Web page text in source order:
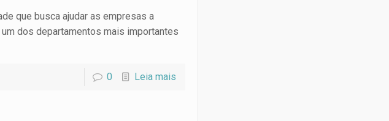
que busca ajudar as empresas a
dos departamentos mais importantes
0 Leia mais